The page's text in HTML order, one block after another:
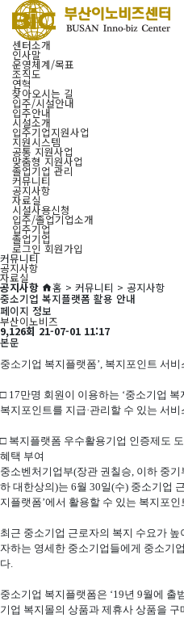
센터소개
인사말
운영체계/목표
조직도
연혁
찾아오시는 길
입주/시설안내
입주안내
시설소개
입주기업지원사업
지원시스템
공통 지원사업
맞춤형 지원사업
졸업기업 관리
커뮤니티
공지사항
자료실
시설사용신청
입주/졸업기업소개
입주기업
졸업기업
로그인 회원가입
커뮤니티
공지사항
자료실
공지사항 홈 > 커뮤니티 > 공지사항
중소기업 복지플랫폼 활용 안내
페이지 정보
부산이노비즈
9,126회 21-07-01 11:17
본문
중소기업 복지플랫폼’, 복지포인트 서비
□ 17만명 회원이 이용하는 ‘중소기업
복지포인트를 지급·관리할 수 있는 서비
□ 복지플랫폼 우수활용기업 인증제도
혜택 부여
중소벤처기업부(장관 권칠승, 이하 중
하 대한상의)는 6월 30일(수) 중소기업
지플랫폼’에서 활용할 수 있는 복지포
최근 중소기업 근로자의 복지 수요가
자하는 영세한 중소기업들에게 중소기
다.
중소기업 복지플랫폼은 ‘19년 9월에 출
기업 복지몰의 상품과 제휴사 상품을